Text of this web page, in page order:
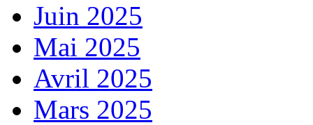
Juin 2025
Mai 2025
Avril 2025
Mars 2025